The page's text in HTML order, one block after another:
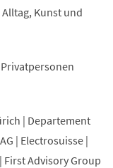
Kunst und
| Departement
| Electrosuisse |
First Advisory Group